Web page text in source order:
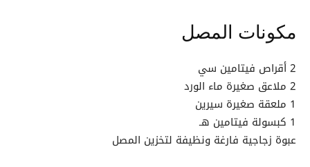
مكونات المصل
2 أقراص فيتامين سي
2 ملاعق صغيرة ماء الورد
1 ملعقة صغيرة سيرين
1 كبسولة فيتامين هـ
عبوة زجاجية فارغة ونظيفة لتخزين المصل